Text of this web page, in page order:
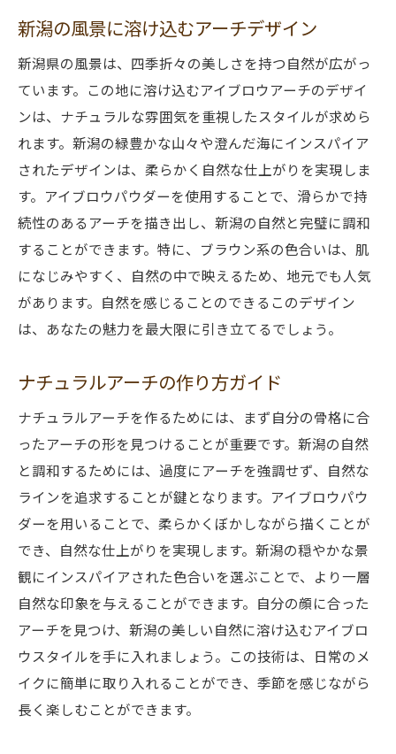
新潟の風景に溶け込むアーチデザイン
新潟県の風景は、四季折々の美しさを持つ自然が広がっ
ています。この地に溶け込むアイブロウアーチのデザイ
ンは、ナチュラルな雰囲気を重視したスタイルが求めら
れます。新潟の緑豊かな山々や澄んだ海にインスパイア
されたデザインは、柔らかく自然な仕上がりを実現しま
す。アイブロウパウダーを使用することで、滑らかで持
続性のあるアーチを描き出し、新潟の自然と完璧に調和
することができます。特に、ブラウン系の色合いは、肌
になじみやすく、自然の中で映えるため、地元でも人気
があります。自然を感じることのできるこのデザイン
は、あなたの魅力を最大限に引き立てるでしょう。
ナチュラルアーチの作り方ガイド
ナチュラルアーチを作るためには、まず自分の骨格に合
ったアーチの形を見つけることが重要です。新潟の自然
と調和するためには、過度にアーチを強調せず、自然な
ラインを追求することが鍵となります。アイブロウパウ
ダーを用いることで、柔らかくぼかしながら描くことが
でき、自然な仕上がりを実現します。新潟の穏やかな景
観にインスパイアされた色合いを選ぶことで、より一層
自然な印象を与えることができます。自分の顔に合った
アーチを見つけ、新潟の美しい自然に溶け込むアイブロ
ウスタイルを手に入れましょう。この技術は、日常のメ
イクに簡単に取り入れることができ、季節を感じながら
長く楽しむことができます。